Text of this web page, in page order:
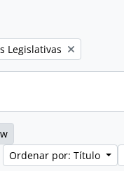
Legislativas
Ordenar por: Título